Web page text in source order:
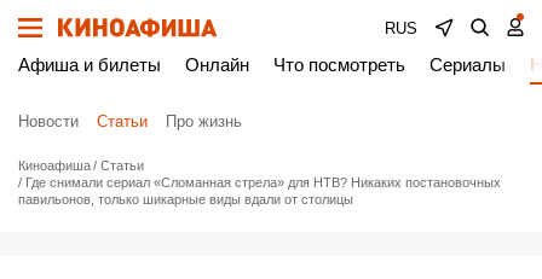
RUS
Афиша и билеты Онлайн Что посмотреть Сериалы
Новости Статьи Про жизнь
Киноафиша
Статьи
Где снимали сериал «Сломанная стрела» для НТВ? Никаких постановочных
павильонов, только шикарные виды вдали от столицы